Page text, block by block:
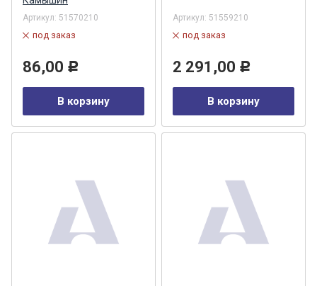
Артикул: 51570210
под заказ
86,00 Р
В корзину
Артикул: 51559210
под заказ
2 291,00 Р
В корзину